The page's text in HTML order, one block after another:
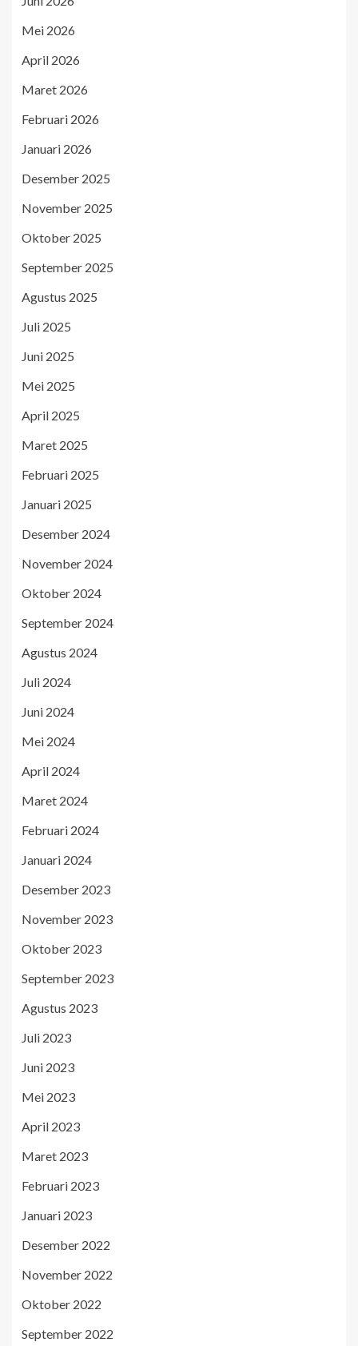
Mei 2026
April 2026
Maret 2026
Februari 2026
Januari 2026
Desember 2025
November 2025
Oktober 2025
September 2025
Agustus 2025
Juli 2025
Juni 2025
Mei 2025
April 2025
Maret 2025
Februari 2025
Januari 2025
Desember 2024
November 2024
Oktober 2024
September 2024
Agustus 2024
Juli 2024
Juni 2024
Mei 2024
April 2024
Maret 2024
Februari 2024
Januari 2024
Desember 2023
November 2023
Oktober 2023
September 2023
Agustus 2023
Juli 2023
Juni 2023
Mei 2023
April 2023
Maret 2023
Februari 2023
Januari 2023
Desember 2022
November 2022
Oktober 2022
September 2022